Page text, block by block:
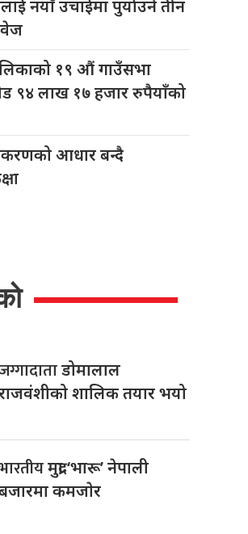
नयाँ उचाईमा पुर्याउने तीन
१९ औं गाउँसभा
९४ लाख १७ हजार रुपैयाँको
आधार बन्दै
डोमालाल
शालिक तयार भयो
मुद्रा ‘भारू’ नेपाली
कमजाेर